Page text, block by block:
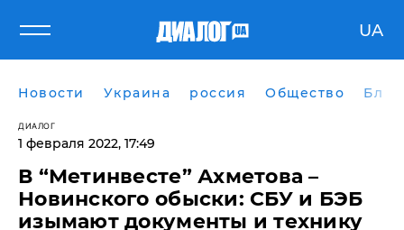
UA
Новости Украина россия Общество
ДИАЛОГ
1 февраля 2022, 17:49
В “Метинвесте” Ахметова –
Новинского обыски: СБУ и БЭБ
изымают документы и технику